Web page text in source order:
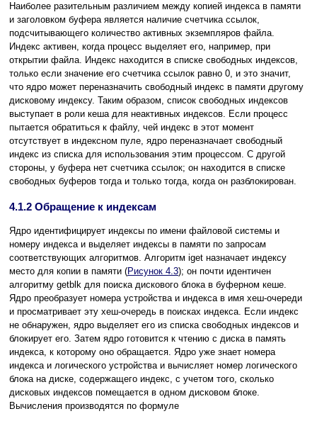
Наиболее разительным различием между копией индекса в памяти
и заголовком буфера является наличие счетчика ссылок,
подсчитывающего количество активных экземпляров файла.
Индекс активен, когда процесс выделяет его, например, при
открытии файла. Индекс находится в списке свободных индексов,
только если значение его счетчика ссылок равно 0, и это значит,
что ядро может переназначить свободный индекс в памяти другому
дисковому индексу. Таким образом, список свободных индексов
выступает в роли кеша для неактивных индексов. Если процесс
пытается обратиться к файлу, чей индекс в этот момент
отсутствует в индексном пуле, ядро переназначает свободный
индекс из списка для использования этим процессом. С другой
стороны, у буфера нет счетчика ссылок; он находится в списке
свободных буферов тогда и только тогда, когда он разблокирован.
4.1.2 Обращение к индексам
Ядро идентифицирует индексы по имени файловой системы и
номеру индекса и выделяет индексы в памяти по запросам
соответствующих алгоритмов. Алгоритм iget назначает индексу
место для копии в памяти (Рисунок 4.3); он почти идентичен
алгоритму getblk для поиска дискового блока в буферном кеше.
Ядро преобразует номера устройства и индекса в имя хеш-очереди
и просматривает эту хеш-очередь в поисках индекса. Если индекс
не обнаружен, ядро выделяет его из списка свободных индексов и
блокирует его. Затем ядро готовится к чтению с диска в память
индекса, к которому оно обращается. Ядро уже знает номера
индекса и логического устройства и вычисляет номер логического
блока на диске, содержащего индекс, с учетом того, сколько
дисковых индексов помещается в одном дисковом блоке.
Вычисления производятся по формуле